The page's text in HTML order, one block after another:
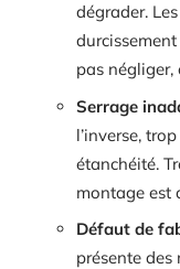
dégrader.
pas négliger,
Serrage
l’inverse,
étanchéité.
montage est
Défaut de
présente